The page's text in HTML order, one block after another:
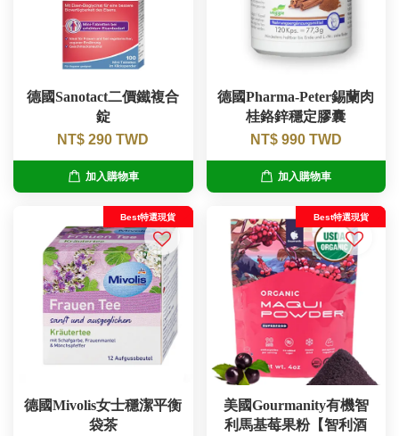
德國Sanotact二價鐵複合
錠
NT$ 290 TWD
加入購物車
德國Pharma-Peter錫蘭肉
桂鉻鋅穩定膠囊
NT$ 990 TWD
加入購物車
Best特選現貨
德國Mivolis女士穩潔平衡
袋茶
Best特選現貨
美國Gourmanity有機智
利馬基莓果粉【智利酒